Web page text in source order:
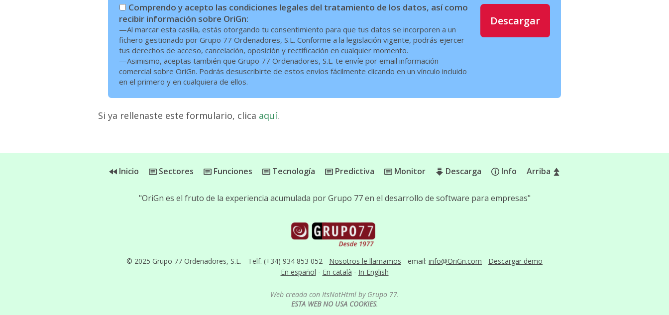
Comprendo y acepto las condiciones legales del tratamiento de los datos, así como
recibir información sobre OriGn:
—Al marcar esta casilla, estás otorgando tu consentimiento para que tus datos se incorporen a un
fichero gestionado por Grupo 77 Ordenadores, S.L. Conforme a la legislación vigente, podrás ejercer
tus derechos de acceso, cancelación, oposición y rectificación en cualquier momento.
—Asimismo, aceptas también que Grupo 77 Ordenadores, S.L. te envíe por email información
comercial sobre OriGn. Podrás desuscribirte de estos envíos fácilmente clicando en un vínculo incluido
en el primero y en cualquiera de ellos.
Descargar
Si ya rellenaste este formulario, clica aquí.
Inicio Sectores Funciones Tecnología Predictiva Monitor Descarga Info Arriba
© 2025 Grupo 77 Ordenadores, S.L. - Telf. (+34) 934 853 052 - Nosotros le llamamos - email: info@OriGn.com - Descargar demo
En español - En català - In English
"OriGn es el fruto de la experiencia acumulada por Grupo 77 en el desarrollo de software para empresas"
Web creada con ItsNotHtml by Grupo 77.
ESTA WEB NO USA COOKIES.